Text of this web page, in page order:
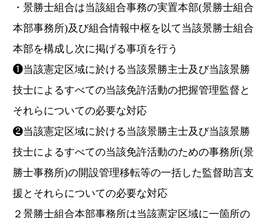
・景勝士組合は当該組合事務の実置本部(景勝士組合
本部事務所)及び組合情報中枢を以て当該景勝士組合
本部を構成し次に掲げる事項を行う
❶当該憲定区域に於ける当該景勝主士及び当該景勝
技士によるすべての当該免許活動の把握管理監督と
それらについての必要な対応
❷当該憲定区域に於ける当該景勝主士及び当該景勝
技士によるすべての当該免許活動のための事務所(景
勝士事務所)の開設管理移転等の一括した監督助言支
援とそれらについての必要な対応
２景勝士組合本部事務所は当該憲定区域に一箇所の